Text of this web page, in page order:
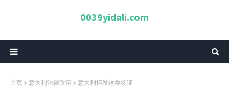
0039yidali.com
主页 意大利法律政策 意大利拒发这类签证